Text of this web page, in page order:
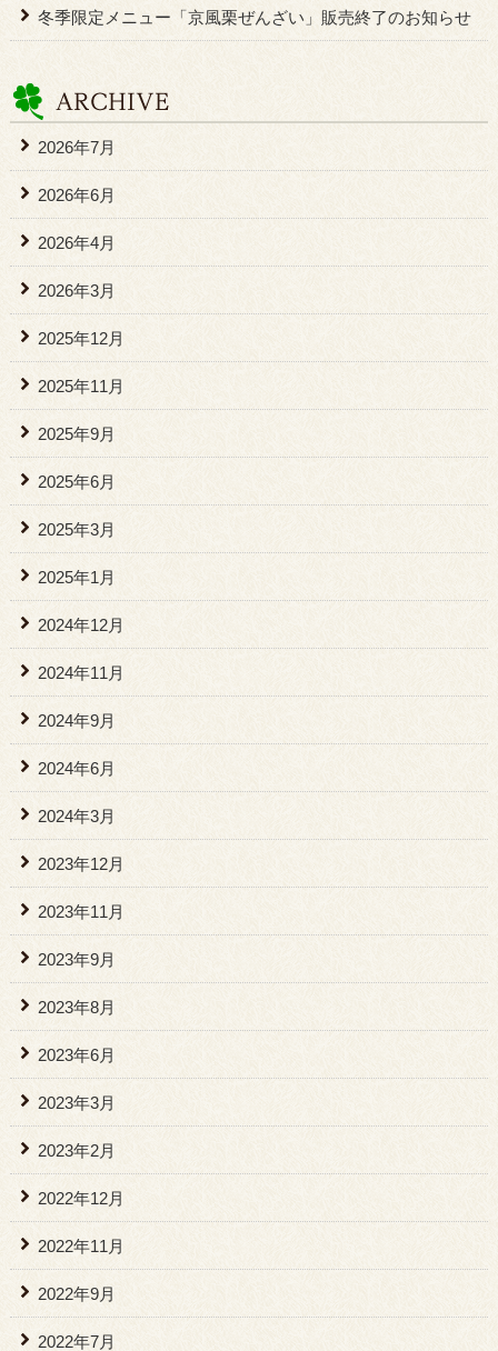
冬季限定メニュー「京風栗ぜんざい」販売終了のお知らせ
2026年7月
2026年6月
2026年4月
2026年3月
2025年12月
2025年11月
2025年9月
2025年6月
2025年3月
2025年1月
2024年12月
2024年11月
2024年9月
2024年6月
2024年3月
2023年12月
2023年11月
2023年9月
2023年8月
2023年6月
2023年3月
2023年2月
2022年12月
2022年11月
2022年9月
2022年7月